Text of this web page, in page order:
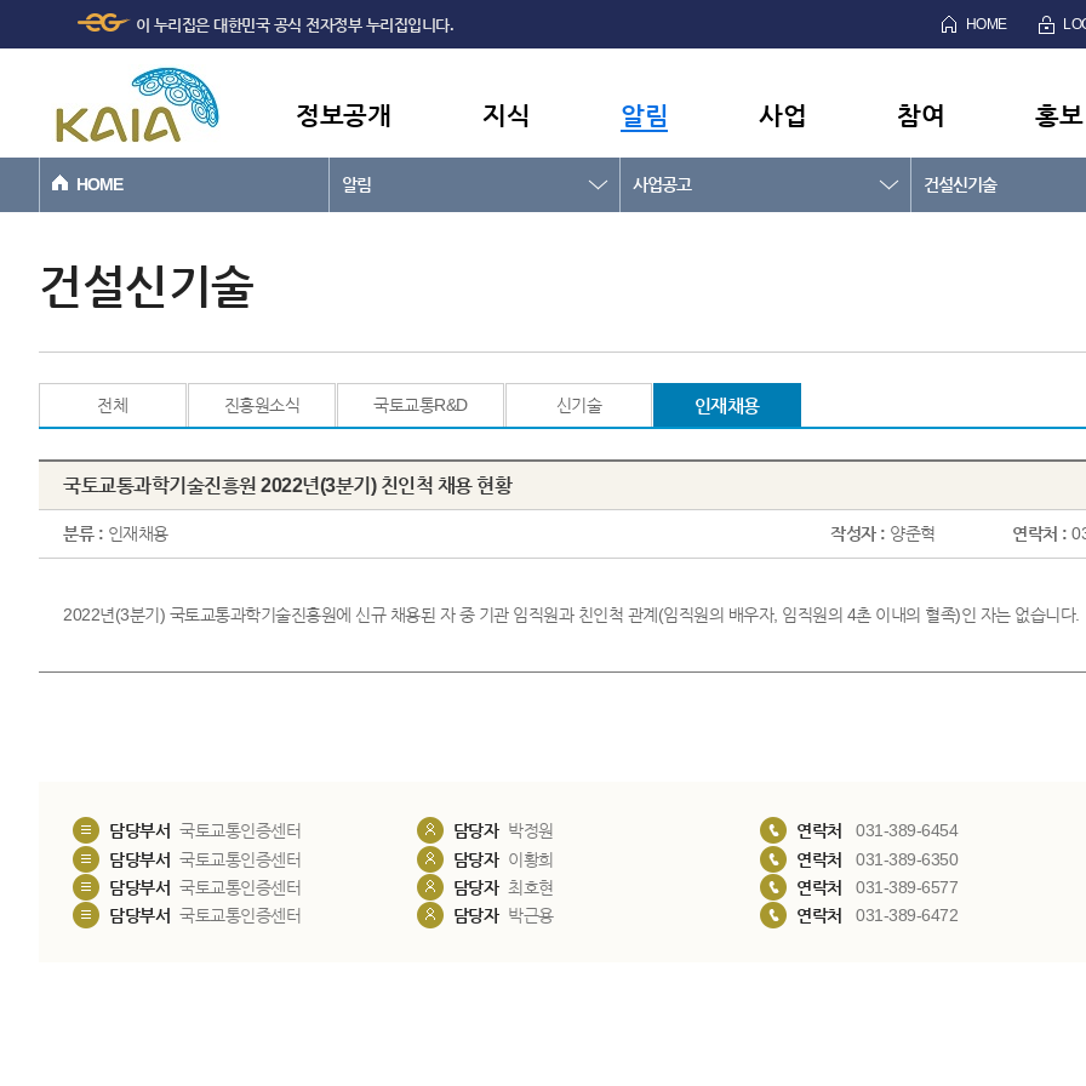
본문바로가기
이 누리집은 대한민국 공식 전자정부 누리집입니다. HOME
정보공개 지식 알림 사업 참여 홍보
HOME 알림 사업공고 건설신기술
건설신기술
전체 진흥원소식 국토교통R&D 신기술 인재채용
국토교통과학기술진흥원 2022년(3분기) 친인척 채용 현황
분류 : 인재채용 작성자 : 양준혁 연락처 :
2022년(3분기) 국토교통과학기술진흥원에 신규 채용된 자 중 기관 임직원과 친인척 관계(임직원의 배우자, 임직원의 4촌 이내의 혈족)인 자는 없습니다.
담당부서 국토교통인증센터 담당자 박정원 연락처
031-389-6454
담당부서 국토교통인증센터 담당자 이황희 연락처
031-389-6350
담당부서 국토교통인증센터 담당자 최호현 연락처
031-389-6577
담당부서 국토교통인증센터 담당자 박근용 연락처 031-389-6472